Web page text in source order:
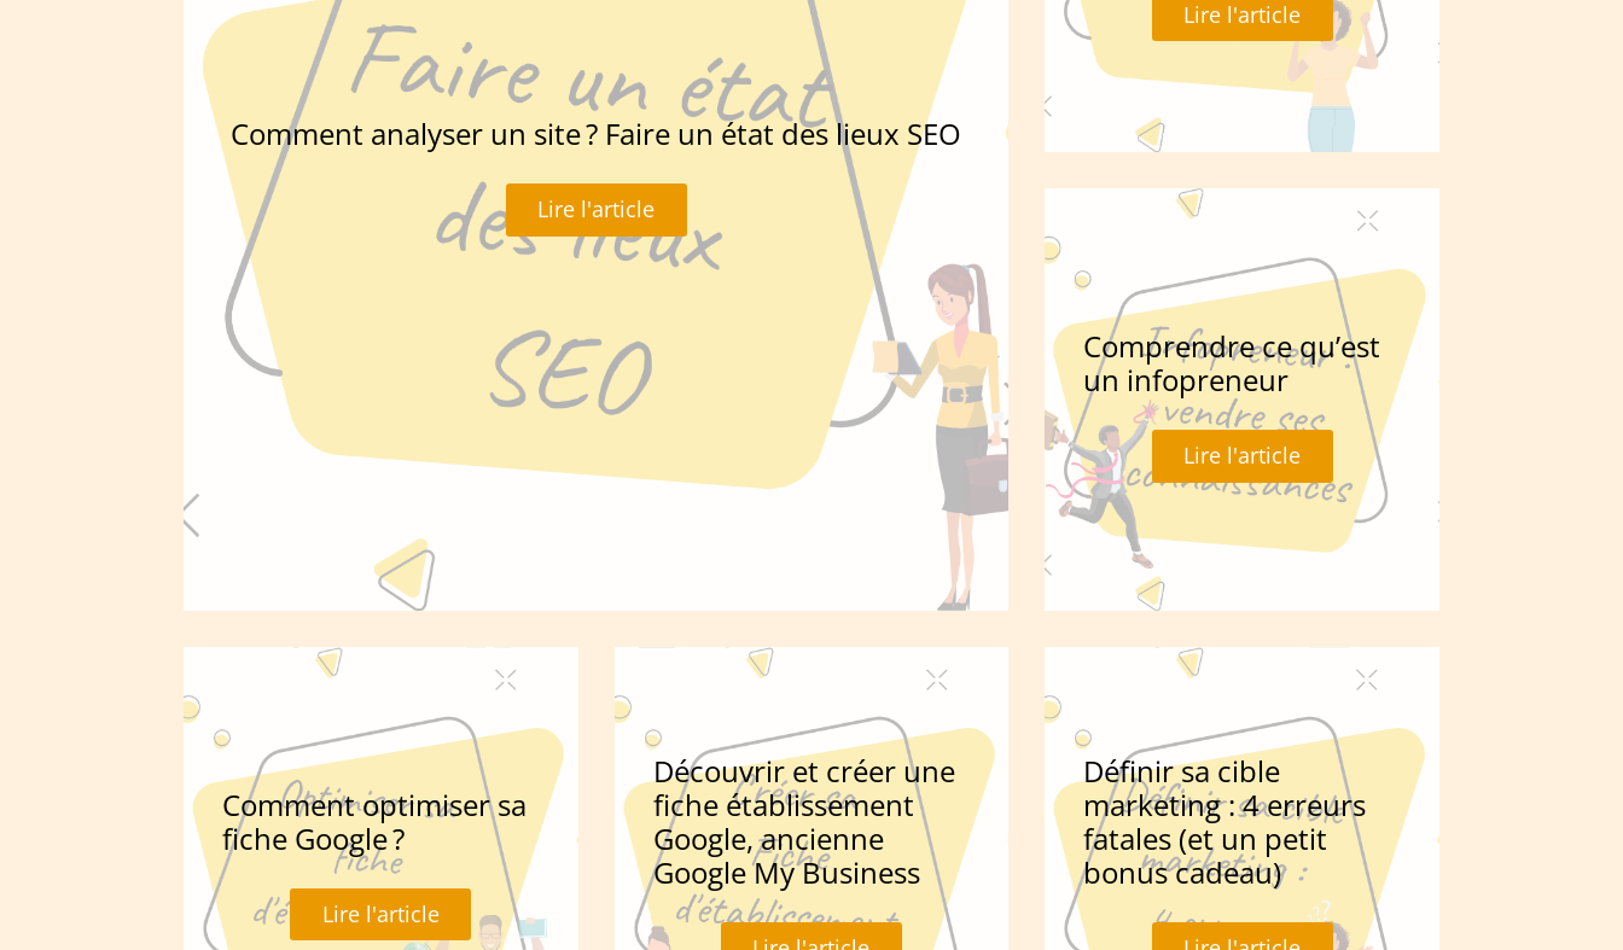
Comment analyser un site ? Faire un état des lieux SEO
Lire l'article
Lire l'article
Comprendre ce qu’est
un infopreneur
Lire l'article
Comment optimiser sa
fiche Google ?
Lire l'article
Découvrir et créer une
fiche établissement
Google, ancienne
Google My Business
Définir sa cible
marketing : 4 erreurs
fatales (et un petit
bonus cadeau)